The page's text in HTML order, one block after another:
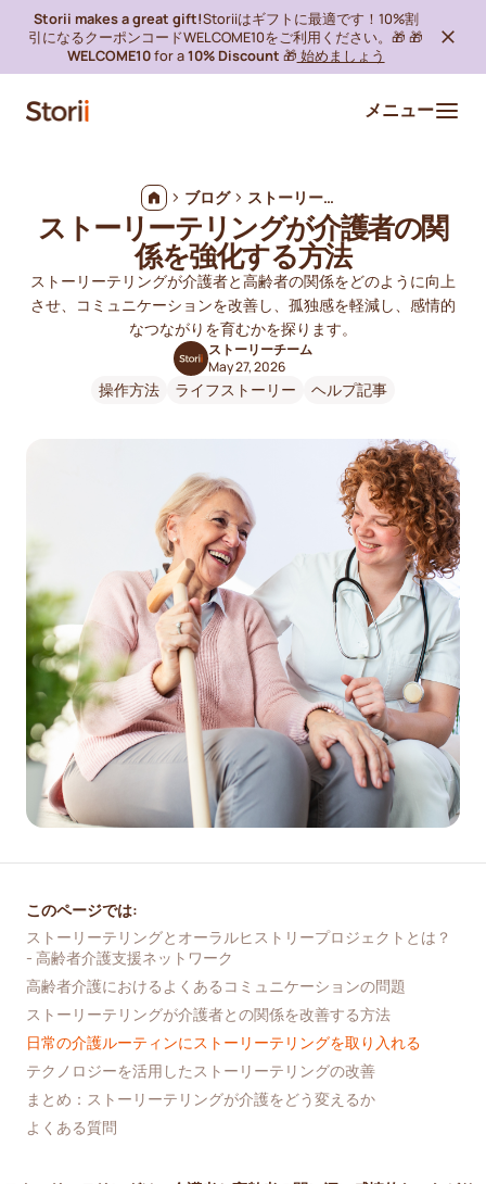
Storii makes a great gift!Storiiはギフトに最適です！10%割
引になるクーポンコードWELCOME10をご利用ください。🎁 🎁
WELCOME10for a10% Discount 🎁 始めましょう
メニュー
ブログ ストーリーテリングが介護者の関係を強化する方法
ストーリーテリングが介護者の関
係を強化する方法
ストーリーテリングが介護者と高齢者の関係をどのように向上
させ、コミュニケーションを改善し、孤独感を軽減し、感情的
なつながりを育むかを探ります。
ストーリーチーム
May 27, 2026
操作方法 ライフストーリー ヘルプ記事
このページでは:
ストーリーテリングとオーラルヒストリープロジェクトとは？
- 高齢者介護支援ネットワーク
高齢者介護におけるよくあるコミュニケーションの問題
ストーリーテリングが介護者との関係を改善する方法
日常の介護ルーティンにストーリーテリングを取り入れる
テクノロジーを活用したストーリーテリングの改善
まとめ：ストーリーテリングが介護をどう変えるか
よくある質問